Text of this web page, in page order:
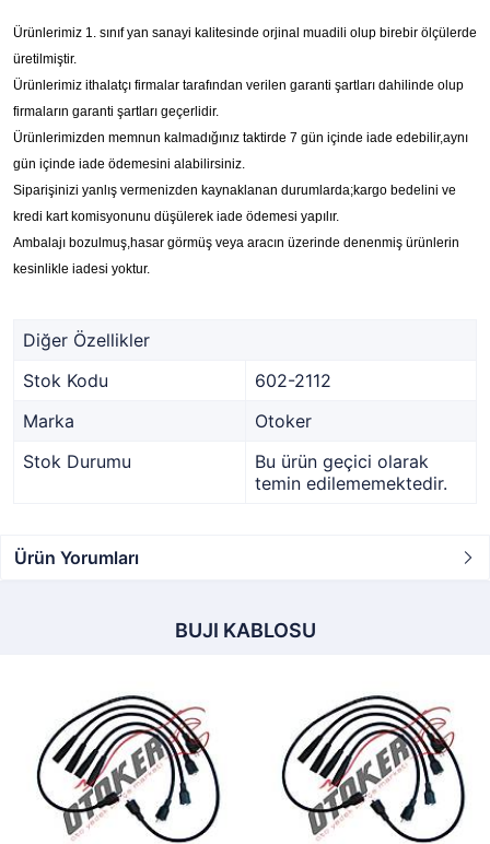
Ürünlerimiz 1. sınıf yan sanayi kalitesinde orjinal muadili olup birebir ölçülerde
üretilmiştir.
Ürünlerimiz ithalatçı firmalar tarafından verilen garanti şartları dahilinde olup
firmaların garanti şartları geçerlidir.
Ürünlerimizden memnun kalmadığınız taktirde 7 gün içinde iade edebilir,aynı
gün içinde iade ödemesini alabilirsiniz.
Siparişinizi yanlış vermenizden kaynaklanan durumlarda;kargo bedelini ve
kredi kart komisyonunu düşülerek iade ödemesi yapılır.
Ambalajı bozulmuş,hasar görmüş veya aracın üzerinde denenmiş ürünlerin
kesinlikle iadesi yoktur.
Diğer Özellikler
Stok Kodu
602-2112
Marka
Otoker
Stok Durumu
Bu ürün geçici olarak
temin edilememektedir.
Ürün Yorumları
BUJI KABLOSU